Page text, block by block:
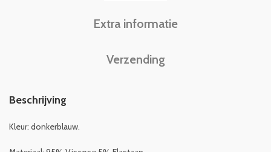
Extra informatie
Verzending
Beschrijving
Kleur: donkerblauw.